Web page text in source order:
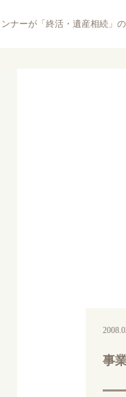
ナーが「終活・遺産相続」
事